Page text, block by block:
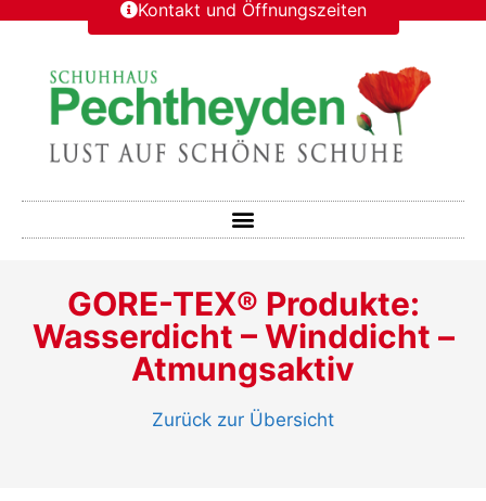
Kontakt und Öffnungszeiten
GORE-TEX® Produkte:
Wasserdicht – Winddicht –
Atmungsaktiv
Zurück zur Übersicht